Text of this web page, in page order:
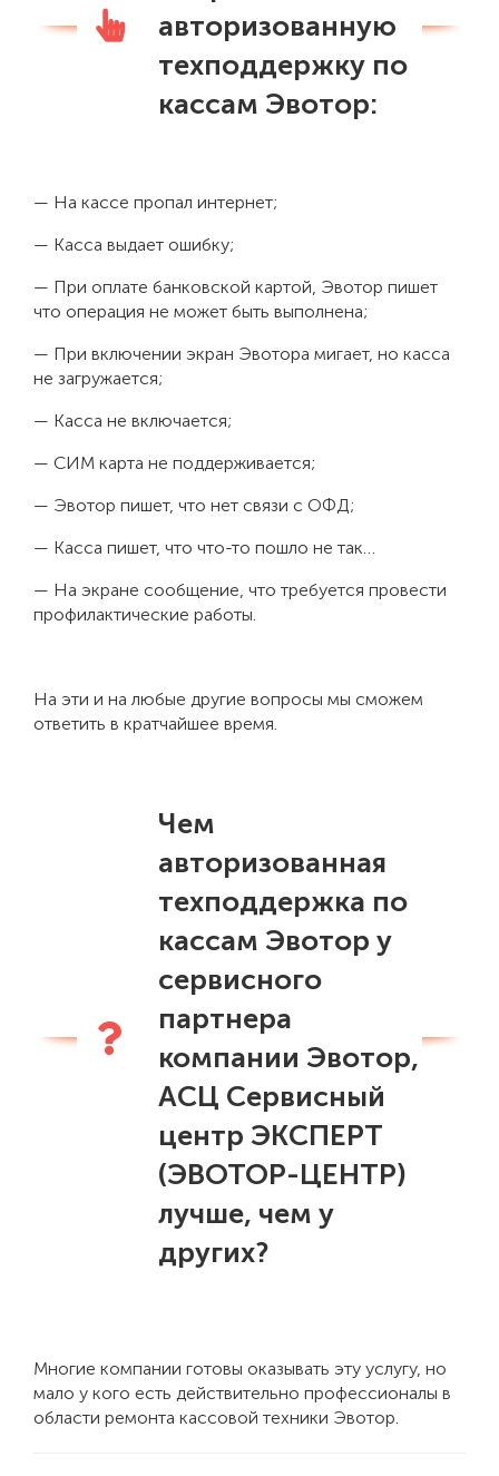
авторизованную
техподдержку по
кассам Эвотор:
— На кассе пропал интернет;
— Касса выдает ошибку;
— При оплате банковской картой, Эвотор пишет
что операция не может быть выполнена;
— При включении экран Эвотора мигает, но касса
не загружается;
— Касса не включается;
— СИМ карта не поддерживается;
— Эвотор пишет, что нет связи с ОФД;
— Касса пишет, что что-то пошло не так…
— На экране сообщение, что требуется провести
профилактические работы.
На эти и на любые другие вопросы мы сможем
ответить в кратчайшее время.
Чем
авторизованная
техподдержка по
кассам Эвотор у
сервисного
партнера
компании Эвотор,
АСЦ Сервисный
центр ЭКСПЕРТ
(ЭВОТОР-ЦЕНТР)
лучше, чем у
других?
Многие компании готовы оказывать эту услугу, но
мало у кого есть действительно профессионалы в
области ремонта кассовой техники Эвотор.